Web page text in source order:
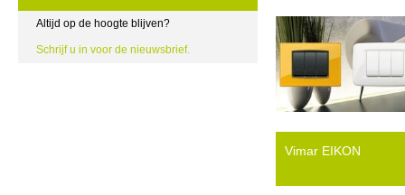
Altijd op de hoogte blijven?
Schrijf u in voor de nieuwsbrief.
Vimar EIKON